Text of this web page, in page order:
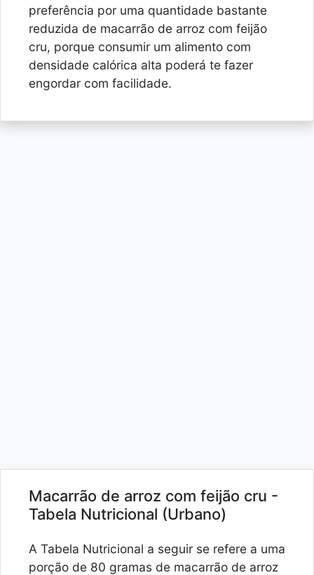
preferência por uma quantidade bastante
reduzida de macarrão de arroz com feijão
cru, porque consumir um alimento com
densidade calórica alta poderá te fazer
engordar com facilidade.
Macarrão de arroz com feijão cru -
Tabela Nutricional (Urbano)
A Tabela Nutricional a seguir se refere a uma
porção de 80 gramas de macarrão de arroz